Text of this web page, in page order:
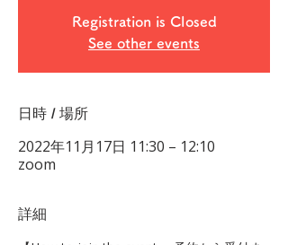
Registration is Closed
See other events
日時 / 場所
2022年11月17日 11:30 – 12:10
zoom
詳細